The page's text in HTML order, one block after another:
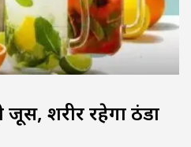
जूस, शरीर रहेगा ठंडा